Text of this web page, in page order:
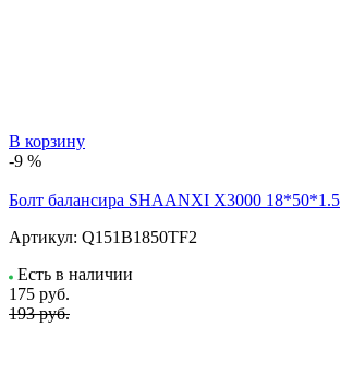
В корзину
-9 %
Болт балансира SHAANXI Х3000 18*50*1.5
Артикул: Q151B1850TF2
Есть в наличии
175 руб.
193 руб.